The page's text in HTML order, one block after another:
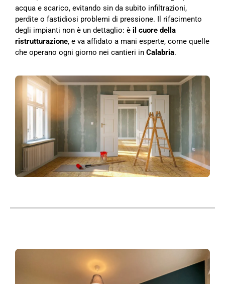
acqua e scarico, evitando sin da subito infiltrazioni,
perdite o fastidiosi problemi di pressione. Il rifacimento
degli impianti non è un dettaglio: è il cuore della
ristrutturazione, e va affidato a mani esperte, come quelle
che operano ogni giorno nei cantieri in Calabria.